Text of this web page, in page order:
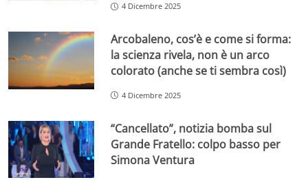
4 Dicembre 2025
Arcobaleno, cos’è e come si forma:
la scienza rivela, non è un arco
colorato (anche se ti sembra così)
4 Dicembre 2025
“Cancellato”, notizia bomba sul
Grande Fratello: colpo basso per
Simona Ventura